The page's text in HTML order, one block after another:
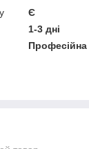
Є
1-3 дні
Професійна